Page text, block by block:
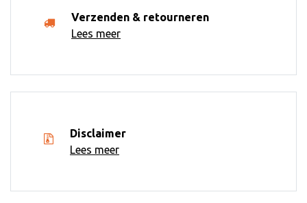
Verzenden & retourneren
Lees meer
Disclaimer
Lees meer